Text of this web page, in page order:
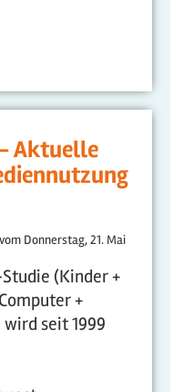
Aktuelle
Donnerstag, 21. Mai
(Kinder +
+
seit 1999